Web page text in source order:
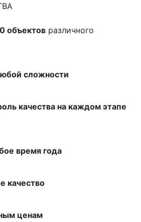
объектов различного
сложности
качества на каждом этапе
время года
качество
ценам